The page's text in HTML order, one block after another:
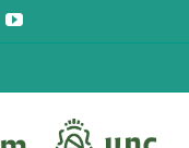
YouTube